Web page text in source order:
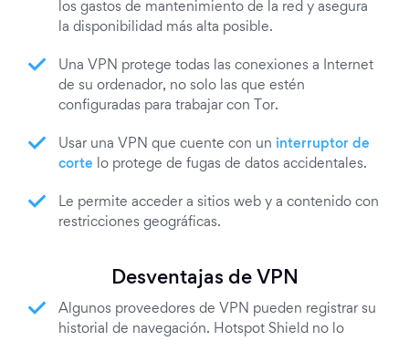
los gastos de mantenimiento de la red y asegura
la disponibilidad más alta posible.
Una VPN protege todas las conexiones a Internet
de su ordenador, no solo las que estén
configuradas para trabajar con Tor.
Usar una VPN que cuente con un interruptor de
corte lo protege de fugas de datos accidentales.
Le permite acceder a sitios web y a contenido con
restricciones geográficas.
Desventajas de VPN
Algunos proveedores de VPN pueden registrar su
historial de navegación. Hotspot Shield no lo